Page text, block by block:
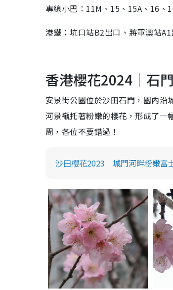
專線小巴：11M、15、15A、16
港鐵：坑口站B2出口、將軍澳站A1
香港櫻花2024｜石
安景街公園位於沙田石門，園內
河景襯托著粉嫩的櫻花，形成了一
周，各位不要錯過！
沙田櫻花2023｜城門河畔粉嫩富